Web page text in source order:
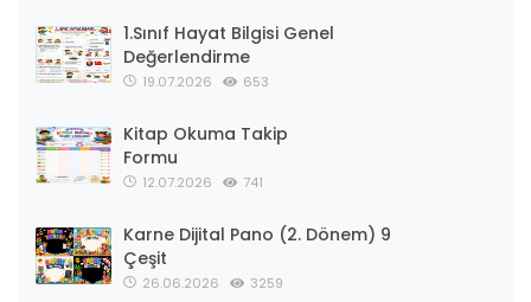
1.Sınıf Hayat Bilgisi Genel
Değerlendirme
19.07.2026 653
Kitap Okuma Takip
Formu
12.07.2026 741
Karne Dijital Pano (2. Dönem) 9
Çeşit
26.06.2026 3259